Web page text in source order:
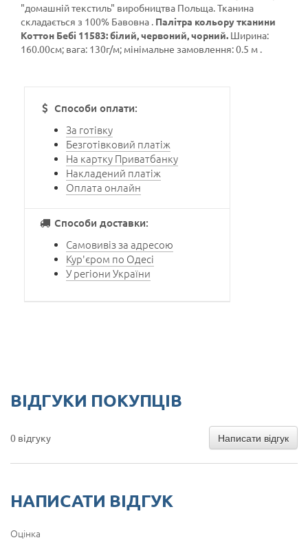
"домашній текстиль" виробництва Польща. Тканина
складається з 100% Бавовна . Палітра кольору тканини
Коттон Бебі 11583: білий, червоний, чорний. Ширина:
160.00см; вага: 130г/м; мінімальне замовлення: 0.5 м .
Способи оплати:
За готівку
Безготівковий платіж
На картку Приватбанку
Накладений платіж
Оплата онлайн
Способи доставки:
Самовивіз за адресою
Кур'єром по Одесі
У регіони України
ВІДГУКИ ПОКУПЦІВ
0 відгуку Написати відгук
НАПИСАТИ ВІДГУК
Оцінка